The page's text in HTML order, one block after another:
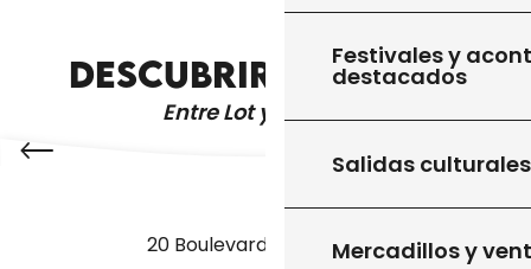
Festivales y
destacados
Salidas culturales
Mercadillos y
DESCUBRIR Y VISITAR
Entre Lot y Dordoña
20 Boulevard des Martyrs